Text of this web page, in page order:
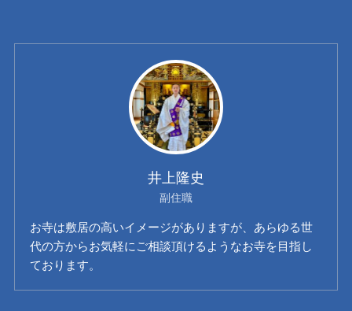
井上隆史
副住職
お寺は敷居の高いイメージがありますが、あらゆる世
代の方からお気軽にご相談頂けるようなお寺を目指し
ております。